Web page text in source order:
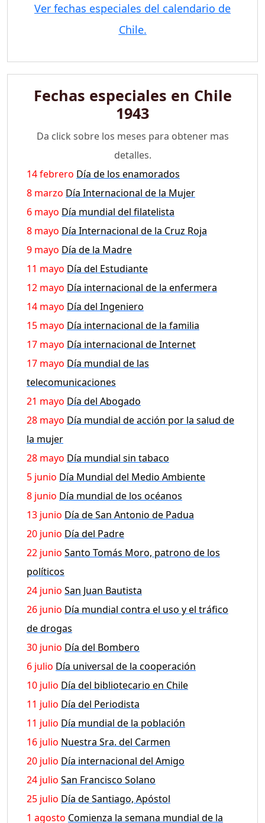
Ver fechas especiales del calendario de
Chile.
Fechas especiales en Chile
1943
Da click sobre los meses para obtener mas
detalles.
14 febrero Día de los enamorados
8 marzo Día Internacional de la Mujer
6 mayo Día mundial del filatelista
8 mayo Día Internacional de la Cruz Roja
9 mayo Día de la Madre
11 mayo Día del Estudiante
12 mayo Día internacional de la enfermera
14 mayo Día del Ingeniero
15 mayo Día internacional de la familia
17 mayo Día internacional de Internet
17 mayo Día mundial de las
telecomunicaciones
21 mayo Día del Abogado
28 mayo Día mundial de acción por la salud de
la mujer
28 mayo Día mundial sin tabaco
5 junio Día Mundial del Medio Ambiente
8 junio Día mundial de los océanos
13 junio Día de San Antonio de Padua
20 junio Día del Padre
22 junio Santo Tomás Moro, patrono de los
políticos
24 junio San Juan Bautista
26 junio Día mundial contra el uso y el tráfico
de drogas
30 junio Día del Bombero
6 julio Día universal de la cooperación
10 julio Día del bibliotecario en Chile
11 julio Día del Periodista
11 julio Día mundial de la población
16 julio Nuestra Sra. del Carmen
20 julio Día internacional del Amigo
24 julio San Francisco Solano
25 julio Día de Santiago, Apóstol
1 agosto Comienza la semana mundial de la